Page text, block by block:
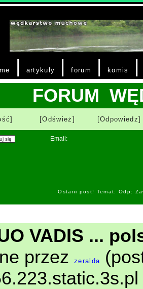
| artykuły |forum | komis
FORUM
[Odśwież] [Odpowiedz]
Email:
Ostani post! Temat: Odp:
VADIS ...
przez
zeralda